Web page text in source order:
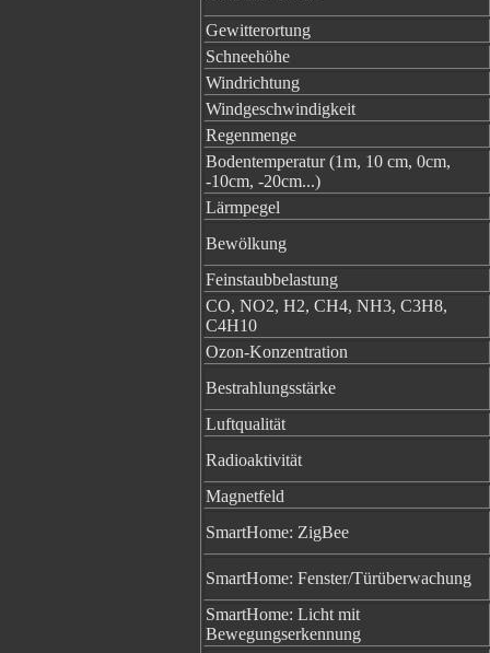
Gewitterortung
Schneehöhe
Windrichtung
Windgeschwindigkeit
Regenmenge
Bodentemperatur (1m, 10 cm, 0cm,
-10cm, -20cm...)
Lärmpegel
Bewölkung
Feinstaubbelastung
CO, NO2, H2, CH4, NH3, C3H8,
C4H10
Ozon-Konzentration
Bestrahlungsstärke
Luftqualität
Radioaktivität
Magnetfeld
SmartHome: ZigBee
SmartHome: Fenster/Türüberwachung
SmartHome: Licht mit
Bewegungserkennung